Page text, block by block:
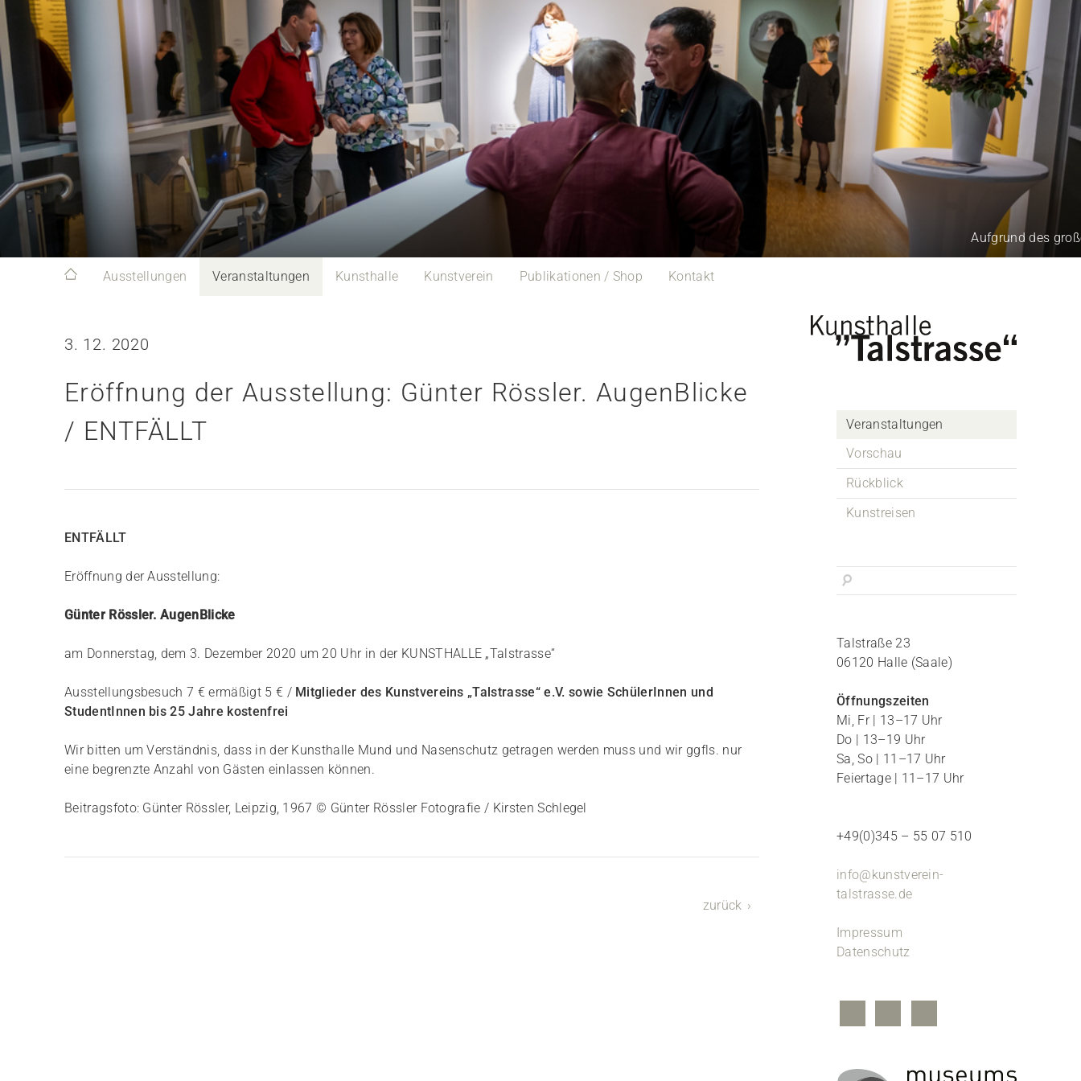
Aufgrund des
Ausstellungen Veranstaltungen Kunsthalle Kunstverein Publikationen / Shop Kontakt
Veranstaltungen
Vorschau
Rückblick
Kunstreisen
3. 12. 2020
Eröffnung der Ausstellung: Günter Rössler. AugenBlicke
/ ENTFÄLLT
ENTFÄLLT
Eröffnung der Ausstellung:
Günter Rössler. AugenBlicke
am Donnerstag, dem 3. Dezember 2020 um 20 Uhr in der KUNSTHALLE „Talstrasse“
Ausstellungsbesuch 7 € ermäßigt 5 € /Mitglieder des Kunstvereins „Talstrasse“ e.V. sowie SchülerInnen und
StudentInnen bis 25 Jahre kostenfrei
Wir bitten um Verständnis, dass in der Kunsthalle Mund und Nasenschutz getragen werden muss und wir ggfls. nur
eine begrenzte Anzahl von Gästen einlassen können.
Beitragsfoto: Günter Rössler, Leipzig, 1967 © Günter Rössler Fotografie / Kirsten Schlegel
zurück
Talstraße 23
06120 Halle (Saale)
Öffnungszeiten
Mi, Fr | 13–17 Uhr
Do | 13–19 Uhr
Sa, So | 11–17 Uhr
Feiertage | 11–17 Uhr
+49(0)345 – 55 07 510
info@kunstverein-
talstrasse.de
Impressum
Datenschutz